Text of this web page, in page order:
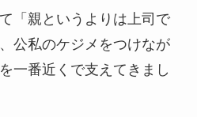
「親というよりは上司で
公私のケジメをつけなが
一番近くで支えてきまし